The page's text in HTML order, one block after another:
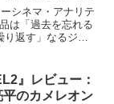
画の効能
シネマ・アナリテ
は「過去を忘れる
り返す」なるジョ
上も前にナチスド
』レビュー：
のカメレオン